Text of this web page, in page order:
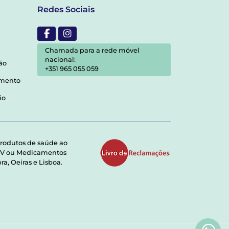
Redes Sociais
Chamada para a rede móvel
nacional:
+351 965 055 059
de saúde ao
ou Medicamentos
Oeiras e Lisboa.